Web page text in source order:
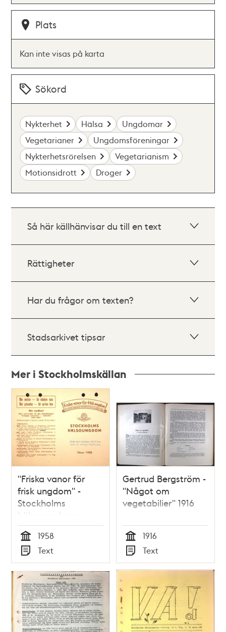
Plats
Kan inte visas på karta
Sökord
Nykterhet Hälsa
Ungdomar
Vegetarianer
Ungdomsföreningar
Nykterhetsrörelsen
Vegetarianism
Motionsidrott
Droger
Så här källhänvisar du till en text
Rättigheter
Har du frågor om texten?
Stadsarkivet tipsar
Mer i Stockholmskällan
Relaterade
poster
och
teman
"Friska vanor för
frisk ungdom" -
Stockholms
hälsoungdoms
programblad 1958
Tid
1958
Typ
Text
Gertrud Bergström -
"Något om
vegetabilier" 1916
Tid
1916
Typ
Text